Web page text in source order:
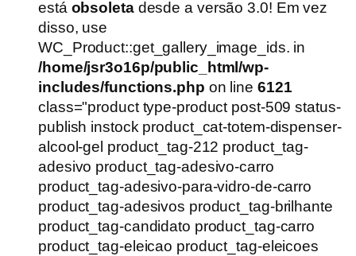
era:
é:
está obsoletadesde a versão 3.0! Em vez
disso, use
WC_Product::get_gallery_image_ids. in
/home/jsr3o16p/public_html/wp-
includes/functions.php on line 6121
class="product type-product post-509 status-
publish instock product_cat-totem-dispenser-
alcool-gel product_tag-212 product_tag-
adesivo product_tag-adesivo-carro
product_tag-adesivo-para-vidro-de-carro
product_tag-adesivos product_tag-brilhante
product_tag-candidato product_tag-carro
product_tag-eleicao product_tag-eleicoes